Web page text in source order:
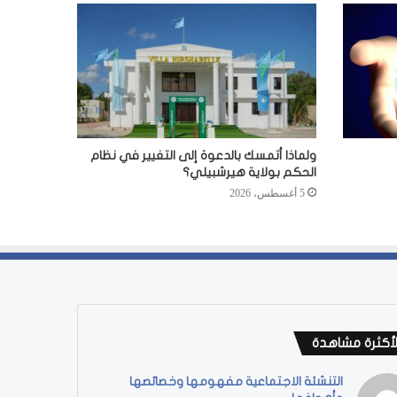
ولماذا أتمسك بالدعوة إلى التغيير في نظام
الحكم بولاية هيرشبيلي؟
5 أغسطس، 2026
مشاهدة
التنشئة الاجتماعية مفهومها وخصائصها